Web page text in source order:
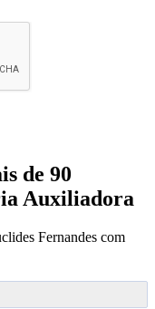
de 90
Auxiliadora
Fernandes com